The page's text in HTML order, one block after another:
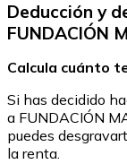
Deducción y
FUNDACIÓN
Calcula cuánto
Si has decidido
a FUNDACIÓN
puedes
la renta.